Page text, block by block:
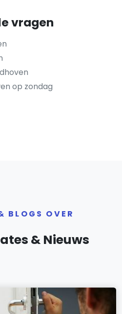
vragen
op zondag
BLOGS OVER
& Nieuws